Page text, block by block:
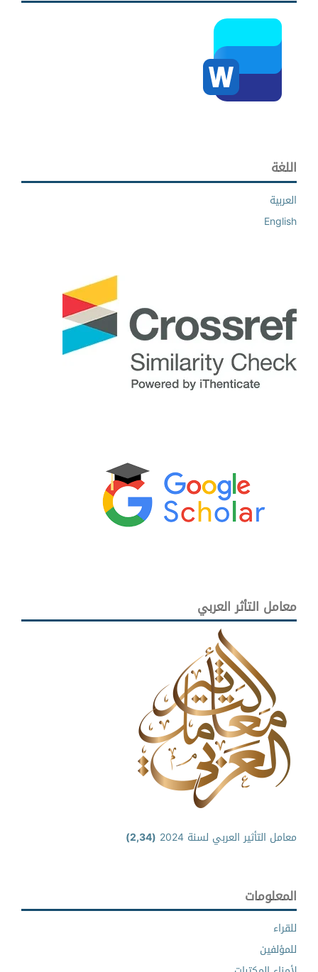
اللغة
العربية
English
معامل التأثر العربي
معامل التأثير العربي لسنة 2024 (2,34)
المعلومات
للقراء
للمؤلفين